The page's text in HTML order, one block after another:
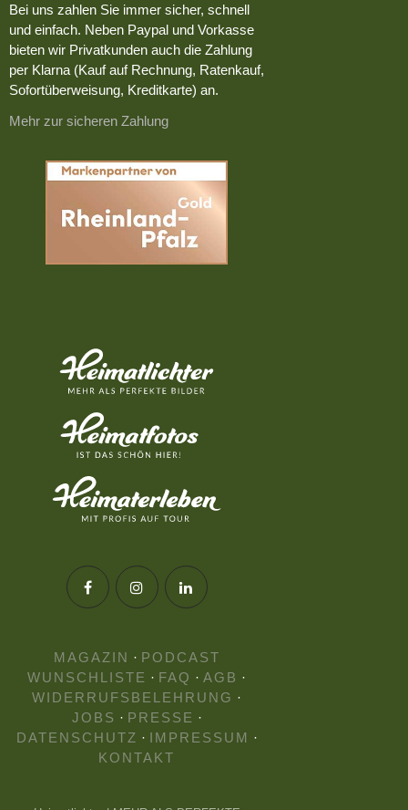
Bei uns zahlen Sie immer sicher, schnell
und einfach. Neben Paypal und Vorkasse
bieten wir Privatkunden auch die Zahlung
per Klarna (Kauf auf Rechnung, Ratenkauf,
Sofortüberweisung, Kreditkarte) an.
Mehr zur sicheren Zahlung
MAGAZIN · PODCAST
WUNSCHLISTE · FAQ · AGB ·
WIDERRUFSBELEHRUNG ·
JOBS · PRESSE ·
DATENSCHUTZ · IMPRESSUM ·
KONTAKT